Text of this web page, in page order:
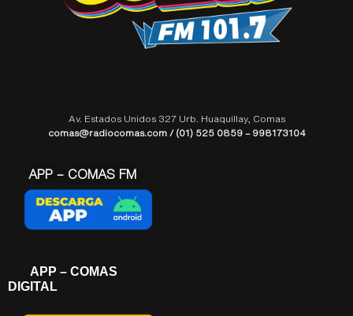
Av. Estados Unidos 327 Urb. Huaquillay, Comas
comas@radiocomas.com / (01) 525 0859 – 998173104
APP – COMAS FM
APP – COMAS
DIGITAL